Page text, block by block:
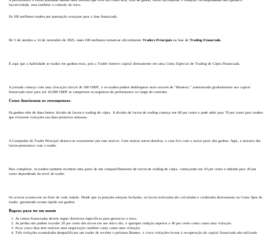
lucratividade, mas também o controle de risco.
Os 100 melhores traders por pontuação avançam para a fase financiada.
De 5 de outubro a 14 de novembro de 2025, esses 100 melhores tornam-se oficialmente Traders Principaisna fase de Trading Financiado.
É aqui que a habilidade se traduz em ganhos reais, pois a Toobit fornece capital diretamente em uma Conta Especial de Trading de Cópia Financiada.
A jornada começa com uma alocação inicial de 500 USDT, e os traders podem desbloquear mais através de “Boosters,” aumentando gradualmente seu capital
financiado total para até 10,000 USDT se cumprirem os requisitos de performance ao longo do caminho.
Como funcionam as recompensas
Os ganhos vêm de duas fontes: divisão de lucros e trading de cópia. A divisão de lucros de trading começa em 60 por cento e pode subir para 70 por cento para traders
que evitarem violações nas duas primeiras semanas.
A Campanha do Trader Principal destaca-se exatamente por esse motivo. Com muitos outros desafios, a casa fica com a maior parte dos ganhos. Aqui, a maioria dos
lucros permanece com o trader.
Para completar, os traders também recebem uma parte de um compartilhamento de lucros de trading de cópia, começando em 10 por cento e subindo para 20 por
cento dependendo do nível do trader.
Os acertos acontecem no final de cada rodada. Desde que as posições estejam fechadas, os lucros realizados são calculados e creditados diretamente na Conta Spot do
trader, garantindo acesso rápido aos ganhos.
Regras para ter em mente
As contas financiadas devem seguir diretrizes específicas para gerenciar o risco.
As perdas não podem exceder 20 por cento dos ativos em um único dia, e qualquer redução superior a 40 por cento conta como uma violação.
Ficar cinco dias sem realizar uma negociação também conta como uma violação.
Três violações acumuladas desqualificam um trader de receber o próximo Booster, e cinco violações levam à recuperação do capital financiado não utilizado.